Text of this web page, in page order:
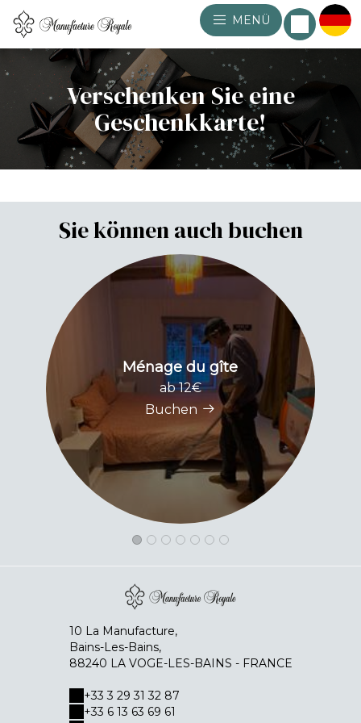
MENÜ
Verschenken Sie eine
Geschenkkarte!
Sie können auch buchen
Ménage du gîte
ab 12€
Buchen
10 La Manufacture,
Bains-Les-Bains,
88240 LA VOGE-LES-BAINS - FRANCE
+33 3 29 31 32 87
+33 6 13 63 69 61